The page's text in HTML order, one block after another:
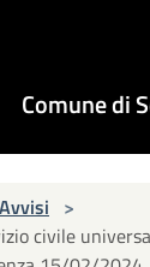
Comune di
Avvisi >
civile